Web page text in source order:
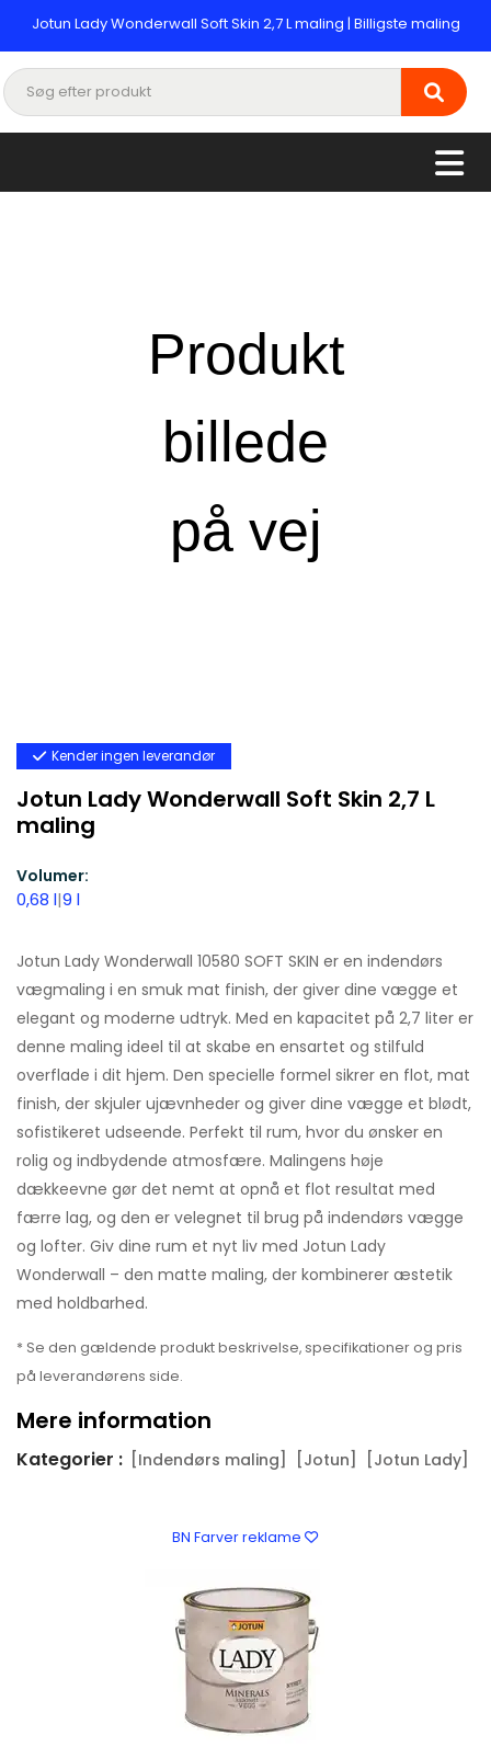
Jotun Lady Wonderwall Soft Skin 2,7 L maling | Billigste maling
Kender ingen leverandør
Jotun Lady Wonderwall Soft Skin 2,7 L
maling
Volumer:
0,68 l|9 l
Jotun Lady Wonderwall 10580 SOFT SKIN er en indendørs
vægmaling i en smuk mat finish, der giver dine vægge et
elegant og moderne udtryk. Med en kapacitet på 2,7 liter er
denne maling ideel til at skabe en ensartet og stilfuld
overflade i dit hjem. Den specielle formel sikrer en flot, mat
finish, der skjuler ujævnheder og giver dine vægge et blødt,
sofistikeret udseende. Perfekt til rum, hvor du ønsker en
rolig og indbydende atmosfære. Malingens høje
dækkeevne gør det nemt at opnå et flot resultat med
færre lag, og den er velegnet til brug på indendørs vægge
og lofter. Giv dine rum et nyt liv med Jotun Lady
Wonderwall – den matte maling, der kombinerer æstetik
med holdbarhed.
* Se den gældende produkt beskrivelse, specifikationer og pris
på leverandørens side.
Mere information
Kategorier : [Indendørs maling] [Jotun] [Jotun Lady]
BN Farver reklame